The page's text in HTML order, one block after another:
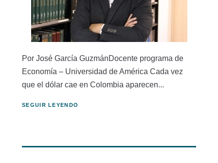
Por José García GuzmánDocente programa de
Economía – Universidad de América Cada vez
que el dólar cae en Colombia aparecen...
SEGUIR LEYENDO